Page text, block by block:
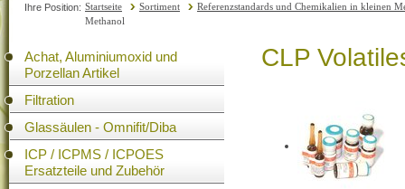
Ihre Position: Startseite Sortiment
Referenzstandards und Chemikalien in kleinen
Methanol
Achat, Aluminiumoxid und
Porzellan Artikel
Filtration
Glassäulen - Omnifit/Diba
ICP / ICPMS / ICPOES
Ersatzteile und Zubehör
CLP